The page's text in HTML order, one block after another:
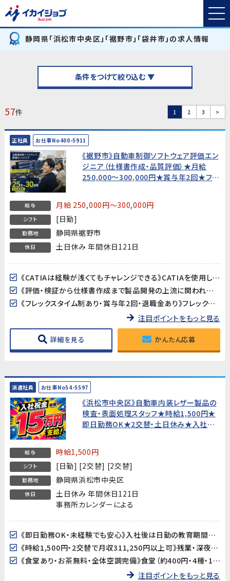
静岡県「浜松市中央区」「裾野市」「袋井市」の求人情報
条件をつけて絞り込む ▼
57件 1 2 3 >
正社員 お仕事No400-5911
《裾野市》自動車制御ソフトウェア評価エン
ジニア（仕様書作成・品質評価）★月給
250,000〜300,000円★賞与年2回★フレ
給与 月給 250,000円～300,000円
シフト [日勤]
勤務地 静岡県裾野市
休日 土日休み 年間休日121日
《CATIAは経験が浅くてもチャレンジできる》CATIAを使用した3Dモデルの確認や仕様書への画像貼り付けなど、高度な設計作業ではありません。基本操作は入社後に丁寧に教えてもらえるので、経験が浅い方でも安心です。
《評価・検証から仕様書作成まで製品開発の上流に関われる》ワイパー・パワーウィンドウ・サンルーフなど身近な自動車部品の評価・検証がメイン業務。品質保証や開発エンジニア、PLへのキャリアアップも目指せるポジションです。
《フレックスタイム制あり・賞与年2回・退職金あり》フレックスタイム制で柔軟な働き方が可能。賞与年2回・昇給・退職金と待遇も充実。正社員として安定したキャリアを築けます。
注目ポイントをもっと見る
詳細を見る かんたん応募
派遣社員 お仕事No54-5597
《浜松市中央区》自動車内装レザー製品の
検査・表面処理スタッフ★時給1,500円★
即日勤務OK★2交替・土日休み★入社祝
給与 時給1,500円
シフト [日勤] [2交替] [2交替]
勤務地 静岡県浜松市中央区
休日
土日休み 年間休日121日
事務所カレンダーによる
《即日勤務OK・未経験でも安心》入社後は日勤の教育期間からスタートするので、2交替勤務が初めての方でも安心してスタートできます。工場未経験の方も大歓迎です。
《時給1,500円・2交替で月収311,250円以上可》残業・深夜手当が加算され、月収311,250円以上を目指せます（所定21.25日・残業25h・深夜25hの場合）。
《食堂あり・お茶無料・全体空調完備》食堂（約400円・4種・11:30〜13:30）が利用できます。お茶も無料。空調完備の環境ですが、作業場によっては暑さを感じる場合があります。
注目ポイントをもっと見る